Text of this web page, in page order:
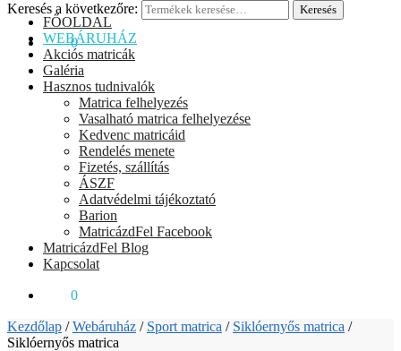
Keresés a következőre: Keresés
0Ft 0
FŐOLDAL
WEBÁRUHÁZ
Akciós matricák
Galéria
Hasznos tudnivalók
Matrica felhelyezés
Vasalható matrica felhelyezése
Kedvenc matricáid
Rendelés menete
Fizetés, szállítás
ÁSZF
Adatvédelmi tájékoztató
Barion
MatricázdFel Facebook
MatricázdFel Blog
Kapcsolat
0
Kezdőlap /Webáruház / Sport matrica / Siklóernyős matrica /
Siklóernyős matrica